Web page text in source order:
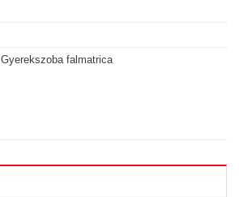
Gyerekszoba falmatrica